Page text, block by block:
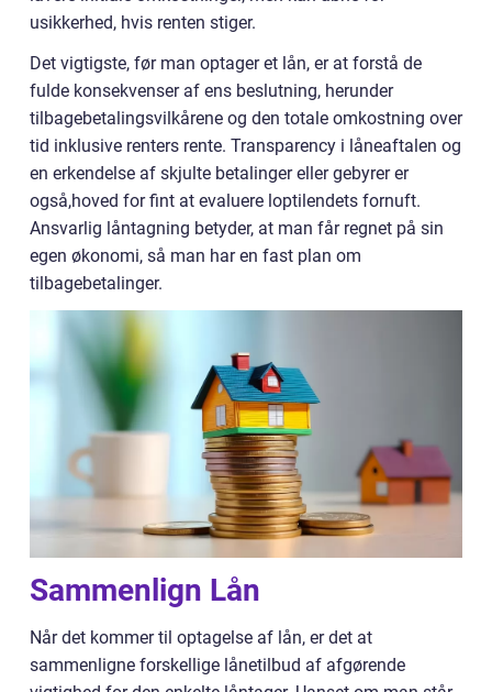
usikkerhed, hvis renten stiger.
Det vigtigste, før man optager et lån, er at forstå de
fulde konsekvenser af ens beslutning, herunder
tilbagebetalingsvilkårene og den totale omkostning over
tid inklusive renters rente. Transparency i låneaftalen og
en erkendelse af skjulte betalinger eller gebyrer er
også,hoved for fint at evaluere loptilendets fornuft.
Ansvarlig låntagning betyder, at man får regnet på sin
egen økonomi, så man har en fast plan om
tilbagebetalinger.
Sammenlign Lån
Når det kommer til optagelse af lån, er det at
sammenligne forskellige lånetilbud af afgørende